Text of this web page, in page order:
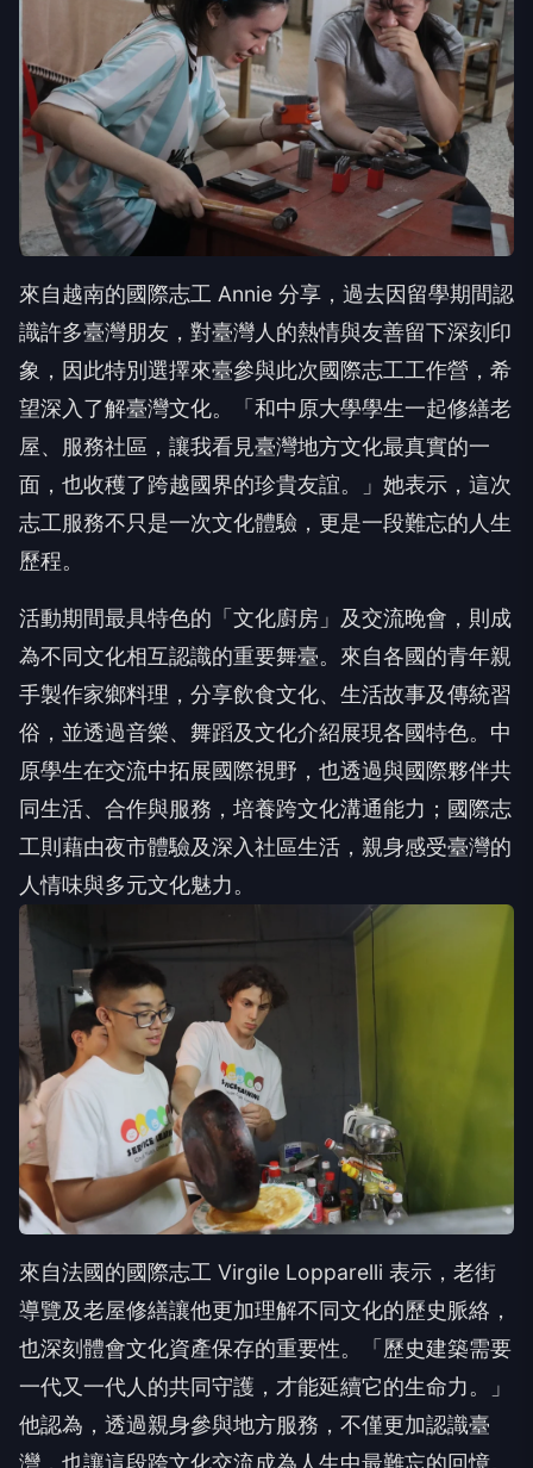
來自越南的國際志工 Annie 分享，過去因留學期間認
識許多臺灣朋友，對臺灣人的熱情與友善留下深刻印
象，因此特別選擇來臺參與此次國際志工工作營，希
望深入了解臺灣文化。「和中原大學學生一起修繕老
屋、服務社區，讓我看見臺灣地方文化最真實的一
面，也收穫了跨越國界的珍貴友誼。」她表示，這次
志工服務不只是一次文化體驗，更是一段難忘的人生
歷程。
為不同文化相互認識的重要舞臺。來自各國的青年親
手製作家鄉料理，分享飲食文化、生活故事及傳統習
俗，並透過音樂、舞蹈及文化介紹展現各國特色。中
原學生在交流中拓展國際視野，也透過與國際夥伴共
同生活、合作與服務，培養跨文化溝通能力；國際志
工則藉由夜市體驗及深入社區生活，親身感受臺灣的
人情味與多元文化魅力。
來自法國的國際志工 Virgile Lopparelli 表示，老街
導覽及老屋修繕讓他更加理解不同文化的歷史脈絡，
也深刻體會文化資產保存的重要性。「歷史建築需要
一代又一代人的共同守護，才能延續它的生命力。」
他認為，透過親身參與地方服務，不僅更加認識臺
灣，也讓這段跨文化交流成為人生中最難忘的回憶。